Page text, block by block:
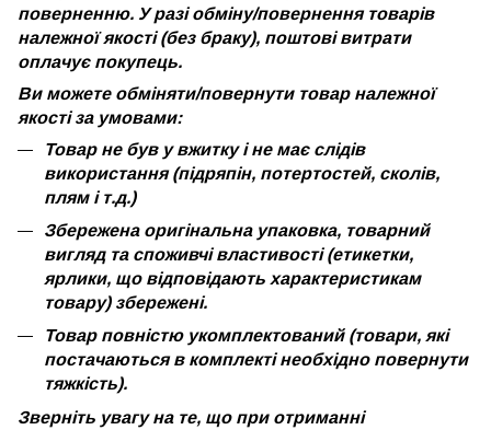
поверненню. У разі обміну/повернення товарів
належної якості (без браку), поштові витрати
оплачує покупець.
Ви можете обміняти/повернути товар належної
якості за умовами:
Товар не був у вжитку і не має слідів
використання (підряпін, потертостей, сколів,
плям і т.д.)
Збережена оригінальна упаковка, товарний
вигляд та споживчі властивості (етикетки,
ярлики, що відповідають характеристикам
товару) збережені.
Товар повністю укомплектований (товари, які
постачаються в комплекті необхідно повернути
тяжкість).
Зверніть увагу на те, що при отриманні